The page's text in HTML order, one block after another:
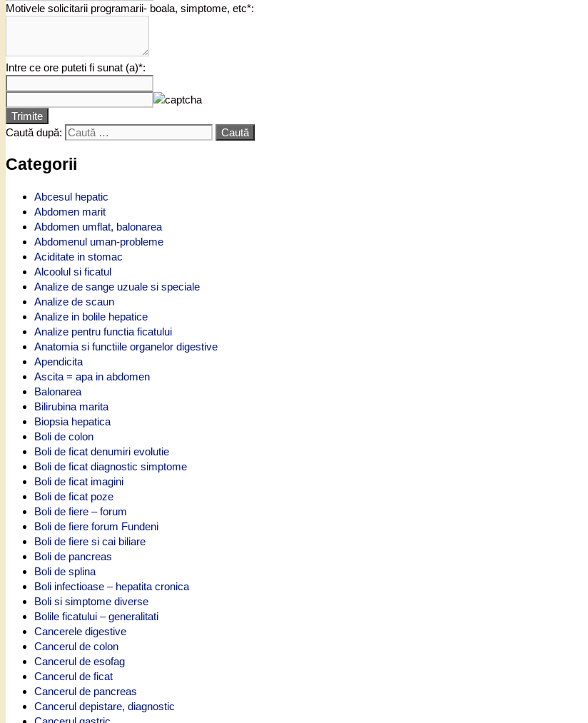
Motivele solicitarii programarii- boala, simptome, etc*:
Intre ce ore puteti fi sunat (a)*:
Trimite
Caută după:
Categorii
Abcesul hepatic
Abdomen marit
Abdomen umflat, balonarea
Abdomenul uman-probleme
Aciditate in stomac
Alcoolul si ficatul
Analize de sange uzuale si speciale
Analize de scaun
Analize in bolile hepatice
Analize pentru functia ficatului
Anatomia si functiile organelor digestive
Apendicita
Ascita = apa in abdomen
Balonarea
Bilirubina marita
Biopsia hepatica
Boli de colon
Boli de ficat denumiri evolutie
Boli de ficat diagnostic simptome
Boli de ficat imagini
Boli de ficat poze
Boli de fiere – forum
Boli de fiere forum Fundeni
Boli de fiere si cai biliare
Boli de pancreas
Boli de splina
Boli infectioase – hepatita cronica
Boli si simptome diverse
Bolile ficatului – generalitati
Cancerele digestive
Cancerul de colon
Cancerul de esofag
Cancerul de ficat
Cancerul de pancreas
Cancerul depistare, diagnostic